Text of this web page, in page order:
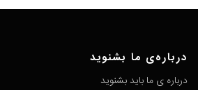
درباره‌ی ما بشنوید
درباره ی ما باید بشنوید